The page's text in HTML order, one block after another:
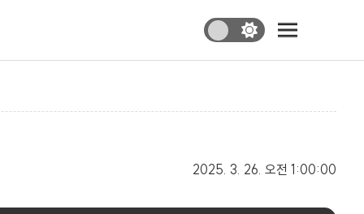
2025. 3. 26. 오전 1:00:00